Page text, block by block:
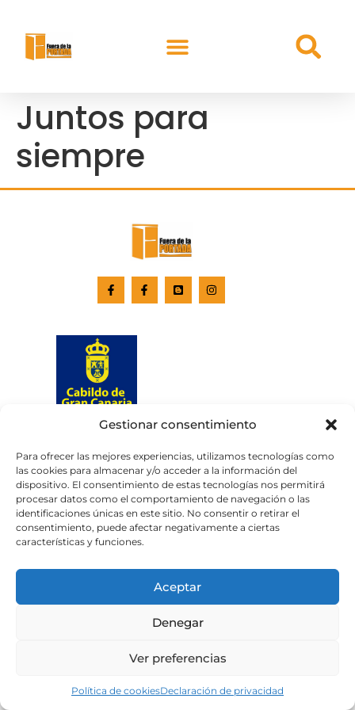
Gestionar consentimiento
Para ofrecer las mejores experiencias, utilizamos tecnologías como
las cookies para almacenar y/o acceder a la información del
dispositivo. El consentimiento de estas tecnologías nos permitirá
procesar datos como el comportamiento de navegación o las
identificaciones únicas en este sitio. No consentir o retirar el
consentimiento, puede afectar negativamente a ciertas
características y funciones.
Aceptar
Denegar
Ver preferencias
Política de cookiesDeclaración de privacidad
Juntos para
siempre
Aviso legalPolítica de privacidad
Política de cookies
Portal de transparencia